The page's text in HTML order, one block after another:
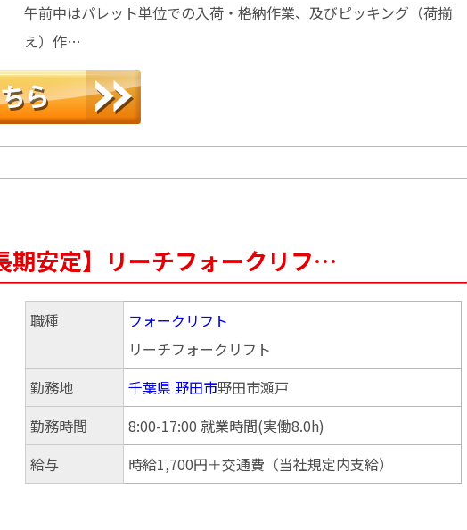
午前中はパレット単位での入荷・格納作業、及びピッキング（荷揃
え）作…
安定】リーチフォークリフ…
職種
フォークリフト
リーチフォークリフト
勤務地
千葉県 野田市野田市瀬戸
勤務時間
8:00-17:00 就業時間(実働8.0h)
給与
時給1,700円＋交通費（当社規定内支給）